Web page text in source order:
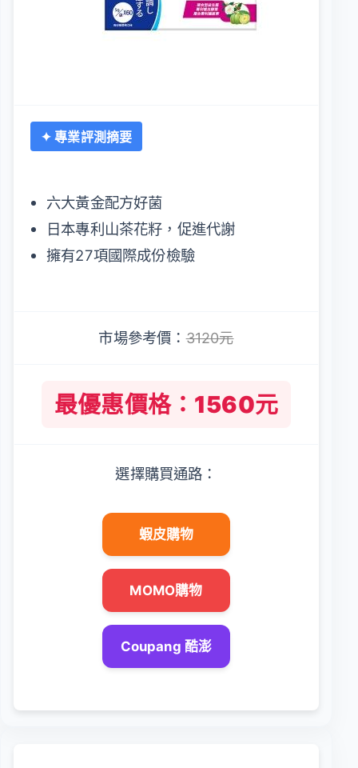
✦ 專業評測摘要
六大黃金配方好菌
日本專利山茶花籽，促進代謝
擁有27項國際成份檢驗
市場參考價：3120元
最優惠價格：1560元
選擇購買通路：
蝦皮購物
MOMO購物
Coupang 酷澎